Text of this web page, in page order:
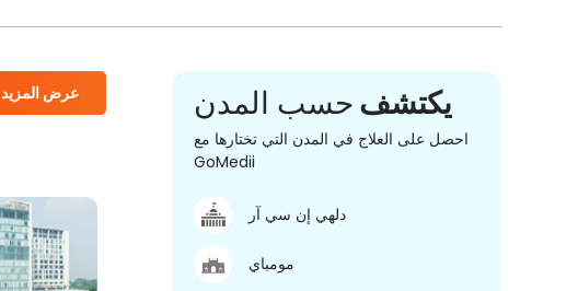
عرض المزيد يكتشفحسب المدن
احصل على العلاج في المدن التي تختارها مع
GoMedii
دلهي إن سي آر
مومباي